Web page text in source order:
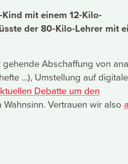
mit einem 12-Kilo-
der 80-Kilo-Lehrer mit
Abschaffung von
...), Umstellung auf digitale
Debatte um den
Vertrauen wir also